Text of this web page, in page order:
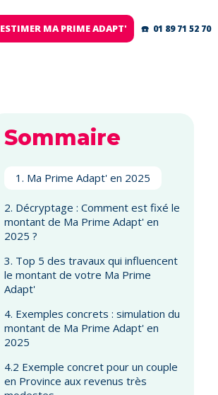
ESTIMER MA PRIME ADAPT' ☎️ 01 89 71 52 70
Sommaire
1. Ma Prime Adapt' en 2025
2. Décryptage : Comment est fixé le
montant de Ma Prime Adapt' en
2025 ?
3. Top 5 des travaux qui influencent
le montant de votre Ma Prime
Adapt'
4. Exemples concrets : simulation du
montant de Ma Prime Adapt' en
2025
4.2 Exemple concret pour un couple
en Province aux revenus très